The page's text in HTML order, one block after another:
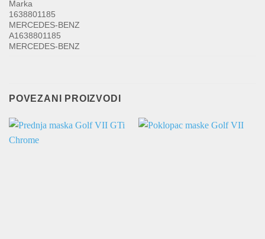
Marka
1638801185
MERCEDES-BENZ
A1638801185
MERCEDES-BENZ
POVEZANI PROIZVODI